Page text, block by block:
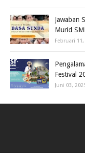
Jawaban
Murid
Februari 11,
Festival
Juni 03,